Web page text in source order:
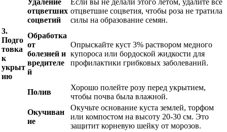
Удаление
отцветших
соцветий
Если вы не делали этого летом, удалите все
отцветшие соцветия, чтобы роза не тратила
силы на образование семян.
3.
Подго
товка
к
укрыт
ию
Обработка
от
болезней и
вредителе
й
Опрыскайте куст 3% раствором медного
купороса или бордоской жидкости для
профилактики грибковых заболеваний.
Полив
Хорошо полейте розу перед укрытием,
чтобы почва была влажной.
Окучиван
ие
Окучьте основание куста землей, торфом
или компостом на высоту 20-30 см. Это
защитит корневую шейку от морозов.